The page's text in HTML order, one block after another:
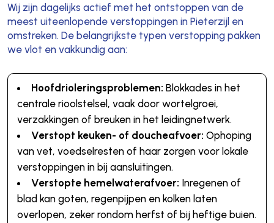
Wij zijn dagelijks actief met het ontstoppen van de
meest uiteenlopende verstoppingen in Pieterzijl en
omstreken. De belangrijkste typen verstopping pakken
we vlot en vakkundig aan:
Hoofdrioleringsproblemen: Blokkades in het
centrale rioolstelsel, vaak door wortelgroei,
verzakkingen of breuken in het leidingnetwerk.
Verstopt keuken- of doucheafvoer: Ophoping
van vet, voedselresten of haar zorgen voor lokale
verstoppingen in bij aansluitingen.
Verstopte hemelwaterafvoer: Inregenen of
blad kan goten, regenpijpen en kolken laten
overlopen, zeker rondom herfst of bij heftige buien.